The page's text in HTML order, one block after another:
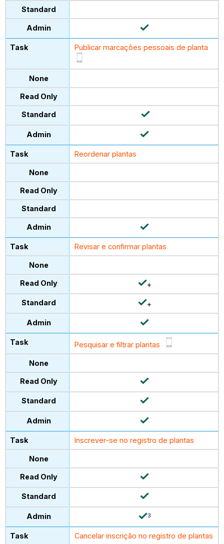
Publicar marcações pessoais de planta
Reordenar plantas
Revisar e confirmar plantas
+
+
Pesquisar e filtrar plantas
Inscrever-se no registro de plantas
3
Cancelar inscrição no registro de plantas